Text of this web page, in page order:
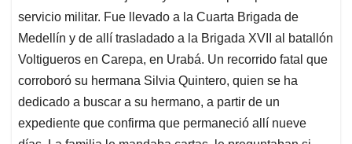
servicio militar. Fue llevado a la Cuarta Brigada de
Medellín y de allí trasladado a la Brigada XVII al batallón
Voltigueros en Carepa, en Urabá. Un recorrido fatal que
corroboró su hermana Silvia Quintero, quien se ha
dedicado a buscar a su hermano, a partir de un
expediente que confirma que permaneció allí nueve